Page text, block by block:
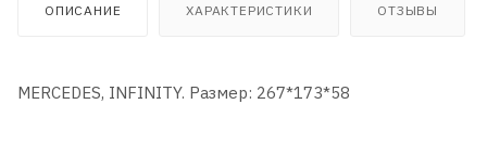
ОПИСАНИЕ ХАРАКТЕРИСТИКИ ОТЗЫВЫ
MERCEDES, INFINITY. Размер: 267*173*58